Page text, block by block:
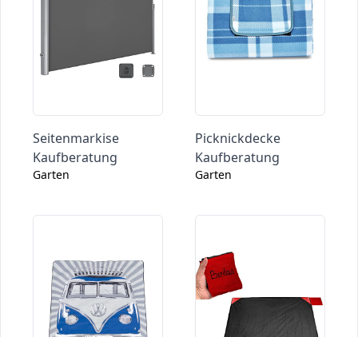
Seitenmarkise
Kaufberatung
Garten
Picknickdecke
Kaufberatung
Garten